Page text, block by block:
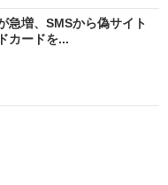
急増、SMSから偽サイト
カードを...